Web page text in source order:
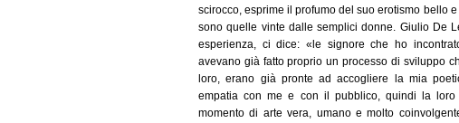
scirocco, esprime il profumo del suo erotismo bello
sono quelle vinte dalle semplici donne. Giulio De
esperienza, ci dice: «le signore che ho
avevano già fatto proprio un processo di sviluppo
loro, erano già pronte ad accogliere la mia
empatia con me e con il pubblico, quindi la loro
momento di arte vera, umano e molto